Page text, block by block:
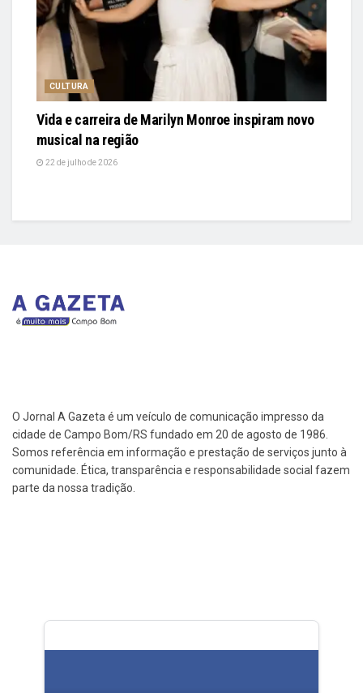
CULTURA
Vida e carreira de Marilyn Monroe inspiram novo
musical na região
22 de julho de 2026
O Jornal A Gazeta é um veículo de comunicação impresso da
cidade de Campo Bom/RS fundado em 20 de agosto de 1986.
Somos referência em informação e prestação de serviços junto à
comunidade. Ética, transparência e responsabilidade social fazem
parte da nossa tradição.